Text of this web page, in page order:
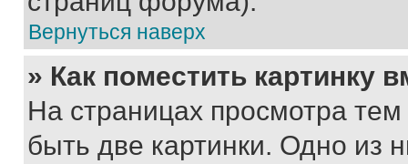
Вернуться наверх
» Как поместить картинку
На страницах просмотра
быть две картинки. Одно из